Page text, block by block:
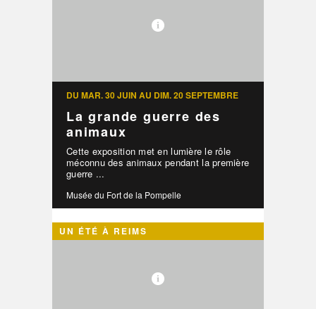
DU MAR. 30 JUIN AU DIM. 20 SEPTEMBRE
La grande guerre des
animaux
Cette exposition met en lumière le rôle
méconnu des animaux pendant la première
guerre ...
Musée du Fort de la Pompelle
UN ÉTÉ À REIMS